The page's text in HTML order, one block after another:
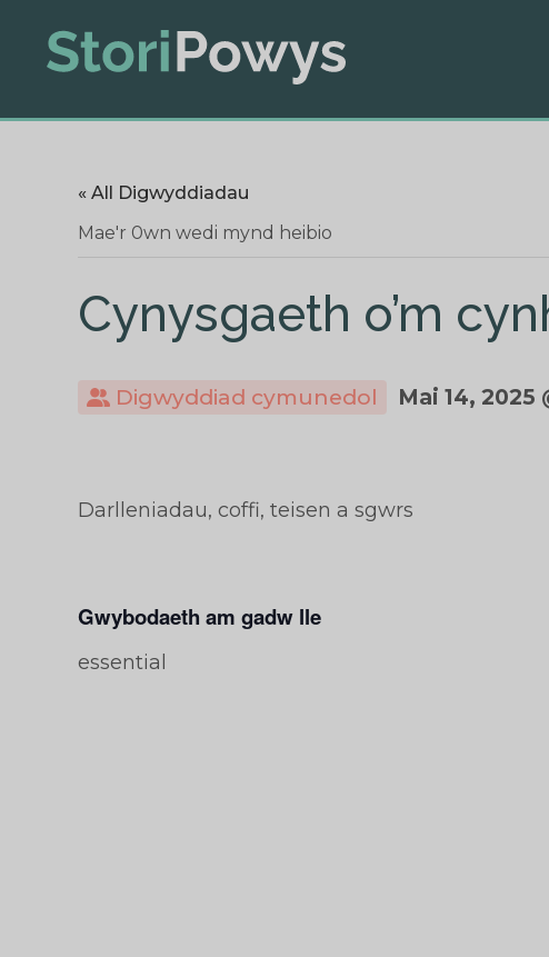
« All Digwyddiadau
Mae'r 0wn wedi mynd heibio
Cynysgaeth o’m
Digwyddiad cymunedol Mai 14, 2025
Darlleniadau, coffi, teisen a sgwrs
Gwybodaeth am gadw lle
essential